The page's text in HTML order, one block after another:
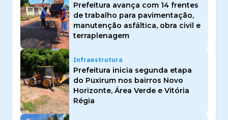
Prefeitura avança com 14 frentes
de trabalho para pavimentação,
manutenção asfáltica, obra civil e
terraplenagem
Infraestrutura
Prefeitura inicia segunda etapa
do Puxirum nos bairros Novo
Horizonte, Área Verde e Vitória
Régia